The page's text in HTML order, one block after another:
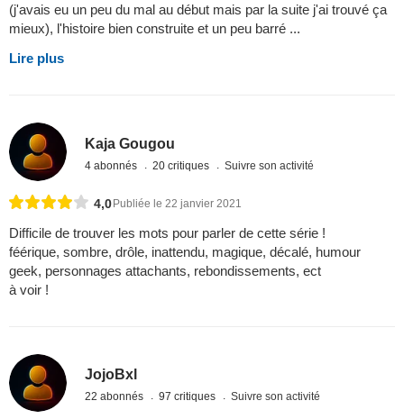
(j'avais eu un peu du mal au début mais par la suite j'ai trouvé ça
mieux), l'histoire bien construite et un peu barré ...
Lire plus
Kaja Gougou
4 abonnés 20 critiques Suivre son activité
4,0Publiée le 22 janvier 2021
Difficile de trouver les mots pour parler de cette série !
féérique, sombre, drôle, inattendu, magique, décalé, humour
geek, personnages attachants, rebondissements, ect
à voir !
JojoBxl
22 abonnés 97 critiques Suivre son activité